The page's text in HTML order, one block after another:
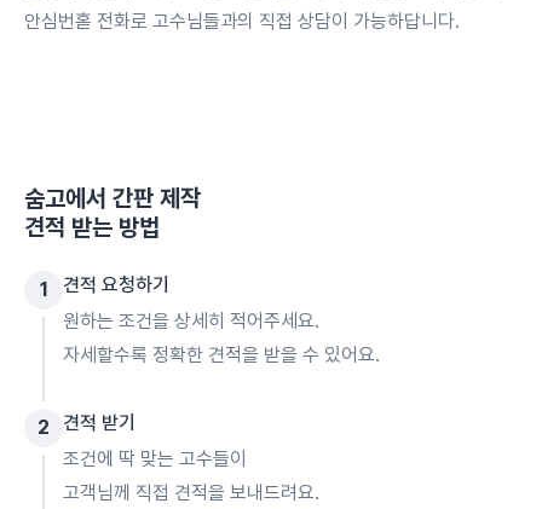
안심번혿 전화로 고수님들과의 직접 상담이 가능하답니다.
숨고에서 간판 제작
견적 받는 방법
1
견적 요청하기
원하는 조건을 상세히 적어주세요.
자세할수록 정확한 견적을 받을 수 있어요.
2
견적 받기
조건에 딱 맞는 고수들이
고객님께 직접 견적을 보내드려요.